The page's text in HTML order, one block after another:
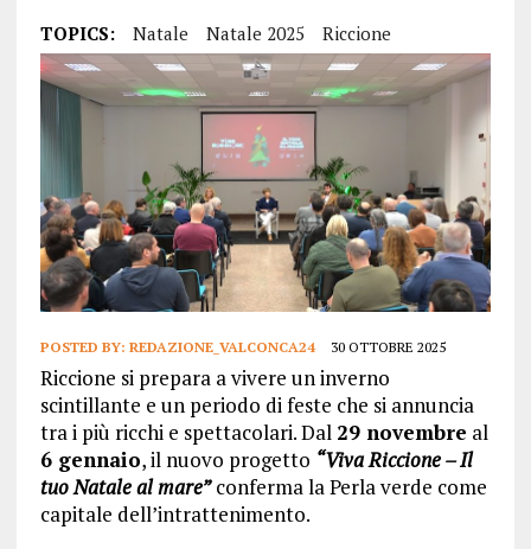
TOPICS: Natale Natale 2025 Riccione
POSTED BY: REDAZIONE_VALCONCA24 30 OTTOBRE 2025
Riccione si prepara a vivere un inverno
scintillante e un periodo di feste che si annuncia
tra i più ricchi e spettacolari. Dal 29 novembre al
6 gennaio, il nuovo progetto “Viva Riccione – Il
tuo Natale al mare”conferma la Perla verde come
capitale dell’intrattenimento.